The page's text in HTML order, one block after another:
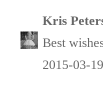
Kris
Best
2015-03-